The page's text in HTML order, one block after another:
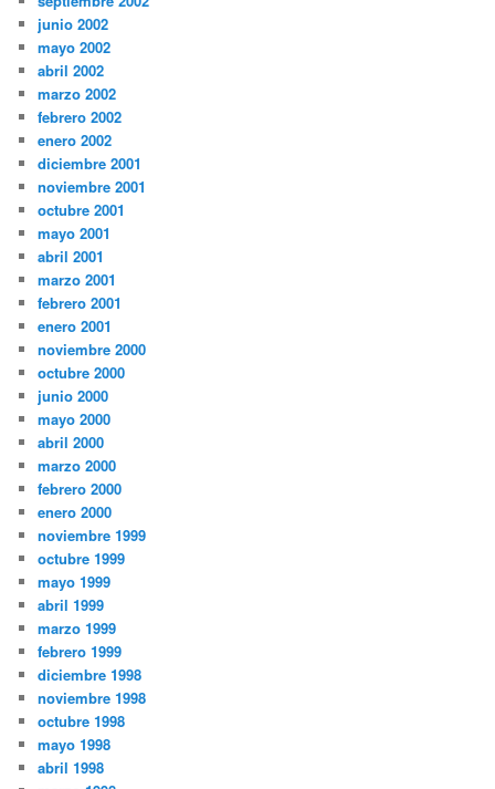
junio 2002
mayo 2002
abril 2002
marzo 2002
febrero 2002
enero 2002
diciembre 2001
noviembre 2001
octubre 2001
mayo 2001
abril 2001
marzo 2001
febrero 2001
enero 2001
noviembre 2000
octubre 2000
junio 2000
mayo 2000
abril 2000
marzo 2000
febrero 2000
enero 2000
noviembre 1999
octubre 1999
mayo 1999
abril 1999
marzo 1999
febrero 1999
diciembre 1998
noviembre 1998
octubre 1998
mayo 1998
abril 1998